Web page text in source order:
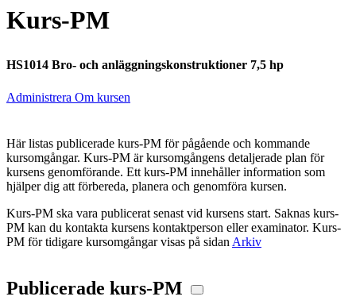
Kurs-PM
HS1014 Bro- och anläggningskonstruktioner 7,5 hp
Administrera Om kursen
Här listas publicerade kurs-PM för pågående och kommande
kursomgångar. Kurs-PM är kursomgångens detaljerade plan för
kursens genomförande. Ett kurs-PM innehåller information som
hjälper dig att förbereda, planera och genomföra kursen.
Kurs-PM ska vara publicerat senast vid kursens start. Saknas kurs-
PM kan du kontakta kursens kontaktperson eller examinator. Kurs-
PM för tidigare kursomgångar visas på sidan Arkiv
Publicerade kurs-PM